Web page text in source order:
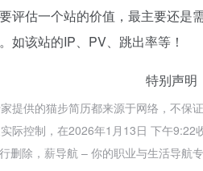
评估一个站的价值，最主要还
如该站的IP、PV、跳出率等！
特别声明
提供的猫步简历都来源于网络，不保
际控制，在2026年1月13日 下午
删除，薪导航 – 你的职业与生活导航专